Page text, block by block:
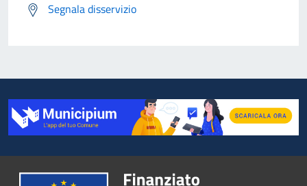
Segnala disservizio